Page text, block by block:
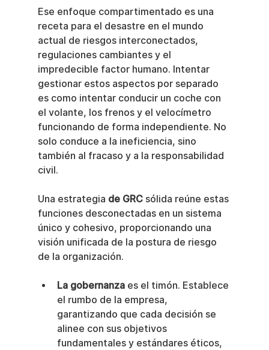
Ese enfoque compartimentado es una
receta para el desastre en el mundo
actual de riesgos interconectados,
regulaciones cambiantes y el
impredecible factor humano. Intentar
gestionar estos aspectos por separado
es como intentar conducir un coche con
el volante, los frenos y el velocímetro
funcionando de forma independiente. No
solo conduce a la ineficiencia, sino
también al fracaso y a la responsabilidad
civil.
Una estrategia de GRC sólida reúne estas
funciones desconectadas en un sistema
único y cohesivo, proporcionando una
visión unificada de la postura de riesgo
de la organización.
La gobernanza es el timón. Establece
el rumbo de la empresa,
garantizando que cada decisión se
alinee con sus objetivos
fundamentales y estándares éticos,